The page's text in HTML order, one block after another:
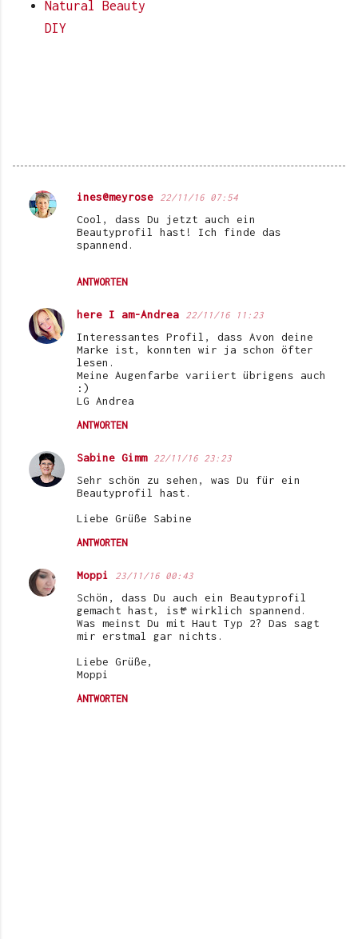
Natural Beauty
DIY
K
n
t
ines@meyrose 22/11/16 07:54
Cool, dass Du jetzt auch ein
Beautyprofil hast! Ich finde das
spannend.
ANTWORTEN
here I am-Andrea 22/11/16 11:23
Interessantes Profil, dass Avon deine
Marke ist, konnten wir ja schon öfter
lesen.
Meine Augenfarbe variiert übrigens auch
:)
LG Andrea
ANTWORTEN
Sabine Gimm 22/11/16 23:23
Sehr schön zu sehen, was Du für ein
Beautyprofil hast.
Liebe Grüße Sabine
ANTWORTEN
Moppi 23/11/16 00:43
Schön, dass Du auch ein Beautyprofil
gemacht hast, ist wirklich spannend.
Was meinst Du mit Haut Typ 2? Das sagt
mir erstmal gar nichts.
Liebe Grüße,
Moppi
ANTWORTEN